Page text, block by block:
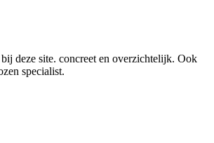
deze site. concreet en overzichtelijk. Ook
specialist.